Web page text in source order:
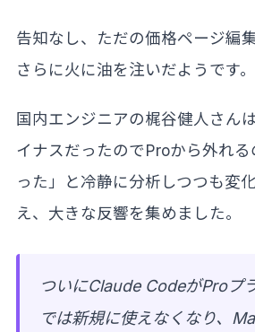
告知なし、ただの価格ページ編
さらに火に油を注いだようです。
国内エンジニアの梶谷健人さん
イナスだったのでProから外れ
った」と冷静に分析しつつも変
え、大きな反響を集めました。
ついにClaude CodeがProプ
では新規に使えなくなり、